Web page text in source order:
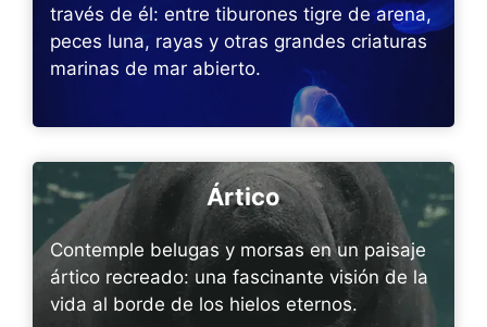
través de él: entre tiburones tigre de arena,
peces luna, rayas y otras grandes criaturas
marinas de mar abierto.
Ártico
Contemple belugas y morsas en un paisaje
ártico recreado: una fascinante visión de la
vida al borde de los hielos eternos.